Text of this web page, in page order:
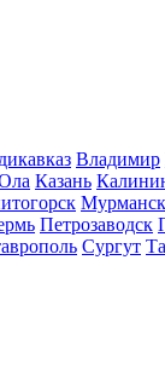
Владимир
Казань
Мурманск
Петрозаводск
Сургут